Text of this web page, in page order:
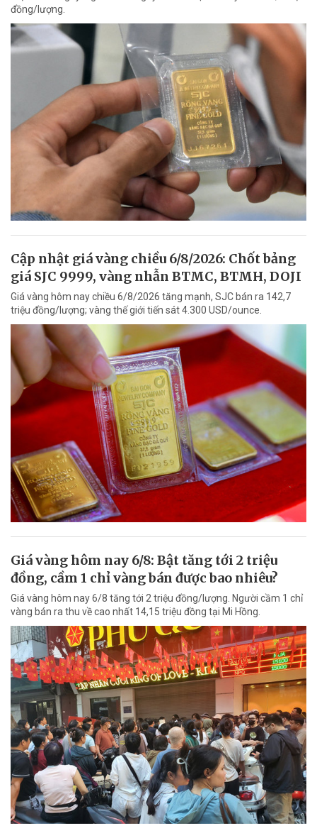
đồng/lượng.
Cập nhật giá vàng chiều 6/8/2026: Chốt bảng
giá SJC 9999, vàng nhẫn BTMC, BTMH, DOJI
Giá vàng hôm nay chiều 6/8/2026 tăng mạnh, SJC bán ra 142,7
triệu đồng/lượng; vàng thế giới tiến sát 4.300 USD/ounce.
Giá vàng hôm nay 6/8: Bật tăng tới 2 triệu
đồng, cầm 1 chỉ vàng bán được bao nhiêu?
Giá vàng hôm nay 6/8 tăng tới 2 triệu đồng/lượng. Người cầm 1 chỉ
vàng bán ra thu về cao nhất 14,15 triệu đồng tại Mi Hồng.